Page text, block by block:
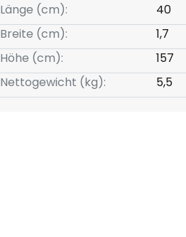
Länge (cm):
40
Breite (cm):
1,7
Höhe (cm):
157
Nettogewicht (kg):
5,5